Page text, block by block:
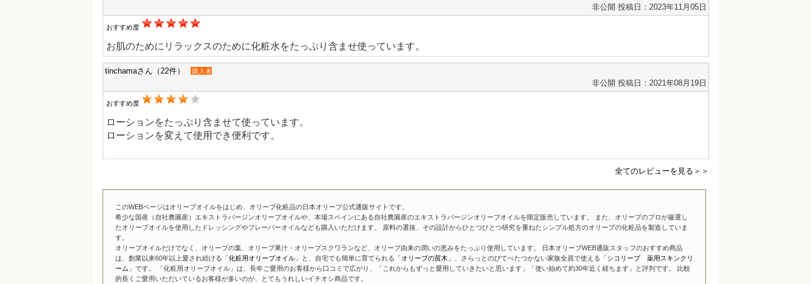
非公開 投稿日：2023年11月05日
おすすめ度
お肌のためにリラックスのために化粧水をたっぷり含ませ使っています。
tinchamaさん（22件） 購入者
非公開 投稿日：2021年08月19日
おすすめ度
ローションをたっぷり含ませて使っています。
ローションを変えて使用でき便利です。
全てのレビューを見る＞＞
このWEBページはオリーブオイルをはじめ、オリーブ化粧品の日本オリーブ公式通販サイトです。
希少な国産（自社農園産）エキストラバージンオリーブオイルや、本場スペインにある自社農園産のエキストラバージンオリーブオイルを限定販売しています。 また、オリーブのプロが厳選し
たオリーブオイルを使用したドレッシングやフレーバーオイルなども購入いただけます。 原料の選抜、その設計からひとつひとつ研究を重ねたシンプル処方のオリーブの化粧品を製造していま
す。
オリーブオイルだけでなく、オリーブの葉、オリーブ果汁・オリーブスクワランなど、オリーブ由来の潤いの恵みをたっぷり使用しています。 日本オリーブWEB通販スタッフのおすすめ商品
は、創業以来60年以上愛され続ける「化粧用オリーブオイル」と、自宅でも簡単に育てられる「オリーブの苗木 」、さらっとのびてべたつかない家族全員で使える「シコリーブ 薬用スキンクリ
ーム 」です。 「化粧用オリーブオイル」は、長年ご愛用のお客様から口コミで広がり、「これからもずっと愛用していきたいと思います」「使い始めて約30年近く経ちます」と評判です。 比較
的長くご愛用いただいているお客様が多いのが、とてもうれしいイチオシ商品です。